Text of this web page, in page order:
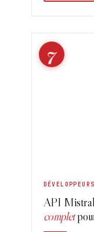
7
DÉVELOPPEURS
API
complet